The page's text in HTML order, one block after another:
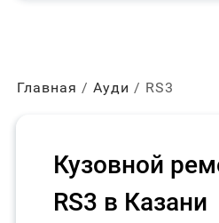
Главная Ауди RS3
Кузовной
RS3 в Казани